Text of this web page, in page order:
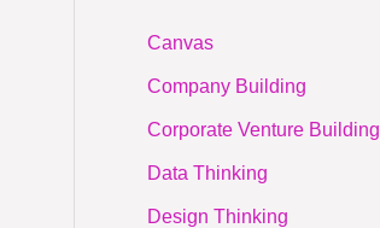
Canvas
Company Building
Corporate Venture Building
Data Thinking
Design Thinking